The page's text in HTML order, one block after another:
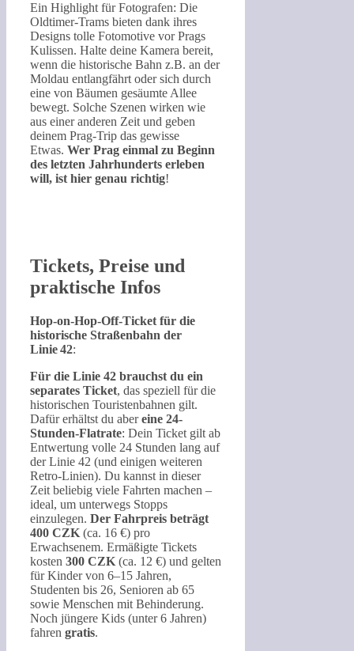
Ein Highlight für Fotografen: Die
Oldtimer-Trams bieten dank ihres
Designs tolle Fotomotive vor Prags
Kulissen. Halte deine Kamera bereit,
wenn die historische Bahn z.B. an der
Moldau entlangfährt oder sich durch
eine von Bäumen gesäumte Allee
bewegt. Solche Szenen wirken wie
aus einer anderen Zeit und geben
deinem Prag-Trip das gewisse
Etwas. Wer Prag einmal zu Beginn
des letzten Jahrhunderts erleben
will, ist hier genau richtig!
Tickets, Preise und
praktische Infos
Hop‑on‑Hop‑Off‑Ticket für die
historische Straßenbahn der
Linie 42:
Für die Linie 42 brauchst du ein
separates Ticket, das speziell für die
historischen Touristenbahnen gilt.
Dafür erhältst du abereine 24-
Stunden-Flatrate: Dein Ticket gilt ab
Entwertung volle 24 Stunden lang auf
der Linie 42 (und einigen weiteren
Retro-Linien). Du kannst in dieser
Zeit beliebig viele Fahrten machen –
ideal, um unterwegs Stopps
einzulegen. Der Fahrpreis beträgt
400 CZK (ca. 16 €) pro
Erwachsenem. Ermäßigte Tickets
kosten 300 CZK (ca. 12 €) und gelten
für Kinder von 6–15 Jahren,
Studenten bis 26, Senioren ab 65
sowie Menschen mit Behinderung.
Noch jüngere Kids (unter 6 Jahren)
fahren gratis.